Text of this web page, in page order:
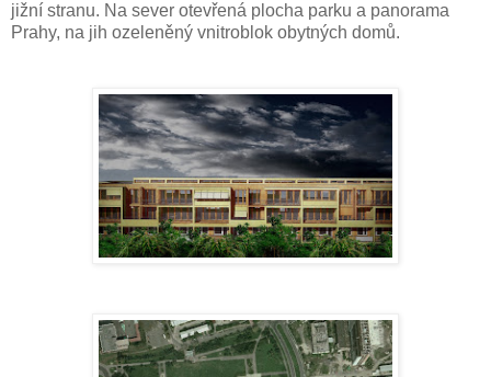
jižní stranu. Na sever otevřená plocha parku a panorama
Prahy, na jih ozeleněný vnitroblok obytných domů.